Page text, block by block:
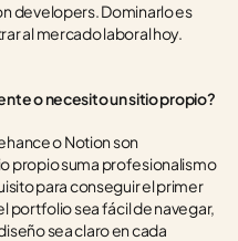
developers. Dominarlo es
al mercado laboral hoy.
o necesito un sitio propio?
o Notion son
propio suma profesionalismo
para conseguir el primer
portfolio sea fácil de navegar,
sea claro en cada